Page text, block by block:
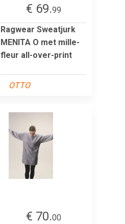
€ 69.99
Ragwear Sweatjurk
MENITA O met mille-
fleur all-over-print
OTTO
€ 70.00